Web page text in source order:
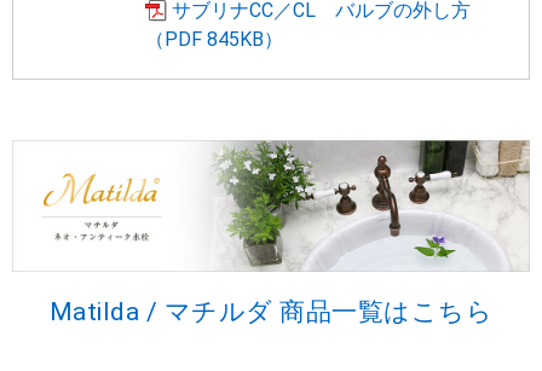
サブリナCC／CL バルブの外し方
（PDF 845KB）
Matilda / マチルダ 商品一覧はこちら